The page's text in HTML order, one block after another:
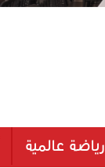
رياضة عالمية